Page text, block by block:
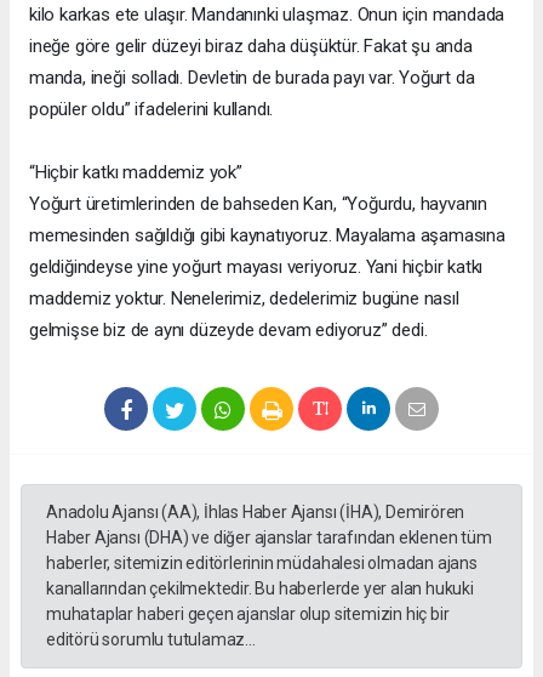
kilo karkas ete ulaşır. Mandanınki ulaşmaz. Onun için mandada
ineğe göre gelir düzeyi biraz daha düşüktür. Fakat şu anda
manda, ineği solladı. Devletin de burada payı var. Yoğurt da
popüler oldu” ifadelerini kullandı.
“Hiçbir katkı maddemiz yok”
Yoğurt üretimlerinden de bahseden Kan, “Yoğurdu, hayvanın
memesinden sağıldığı gibi kaynatıyoruz. Mayalama aşamasına
geldiğindeyse yine yoğurt mayası veriyoruz. Yani hiçbir katkı
maddemiz yoktur. Nenelerimiz, dedelerimiz bugüne nasıl
gelmişse biz de aynı düzeyde devam ediyoruz” dedi.
Anadolu Ajansı (AA), İhlas Haber Ajansı (İHA), Demirören
Haber Ajansı (DHA) ve diğer ajanslar tarafından eklenen tüm
haberler, sitemizin editörlerinin müdahalesi olmadan ajans
kanallarından çekilmektedir. Bu haberlerde yer alan hukuki
muhataplar haberi geçen ajanslar olup sitemizin hiç bir
editörü sorumlu tutulamaz...